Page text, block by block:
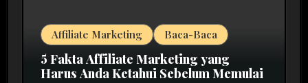
Affiliate Marketing Baca-Baca
5 Fakta Affiliate Marketing yang
Harus Anda Ketahui Sebelum Memulai